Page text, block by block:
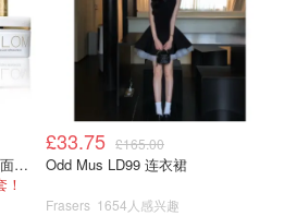
2077）
200ml卸妆膏+100ml急救面膜+面霜+洁颜布
£33.75 £165.00
Odd Mus LD99 连衣裙
Frasers 1654人感兴趣